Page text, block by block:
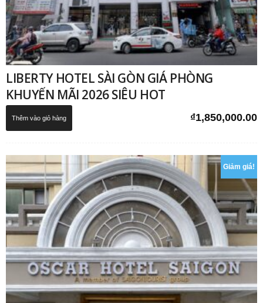
LIBERTY HOTEL SÀI GÒN GIÁ PHÒNG
KHUYẾN MÃI 2026 SIÊU HOT
₫1,850,000.00
Thêm vào giỏ hàng
Giảm giá!